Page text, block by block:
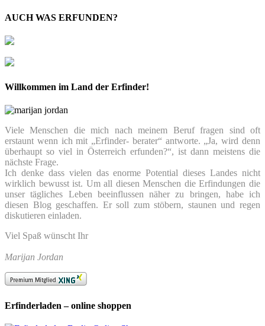
AUCH WAS ERFUNDEN?
Willkommen im Land der Erfinder!
Viele Menschen die mich nach meinem Beruf fragen sind oft
erstaunt wenn ich mit „Erfinder- berater“ antworte. „Ja, wird denn
überhaupt so viel in Österreich erfunden?“, ist dann meistens die
nächste Frage.
Ich denke dass vielen das enorme Potential dieses Landes nicht
wirklich bewusst ist. Um all diesen Menschen die Erfindungen die
unser tägliches Leben beeinflussen näher zu bringen, habe ich
diesen Blog geschaffen. Er soll zum stöbern, staunen und regen
diskutieren einladen.
Viel Spaß wünscht Ihr
Marijan Jordan
Erfinderladen – online shoppen